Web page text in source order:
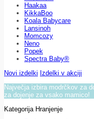
Haakaa
KikkaBoo
Koala Babycare
Lansinoh
Momcozy
Neno
Popek
Spectra Baby®
Novi izdelki Izdelki v akciji
Največja izbira modrčkov za
za dojenje za vsako mamico!
Kategorija Hranjenje